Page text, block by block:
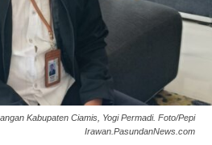
Kabupaten Ciamis, Yogi Permadi. Foto/Pepi
Irawan.PasundanNews.com